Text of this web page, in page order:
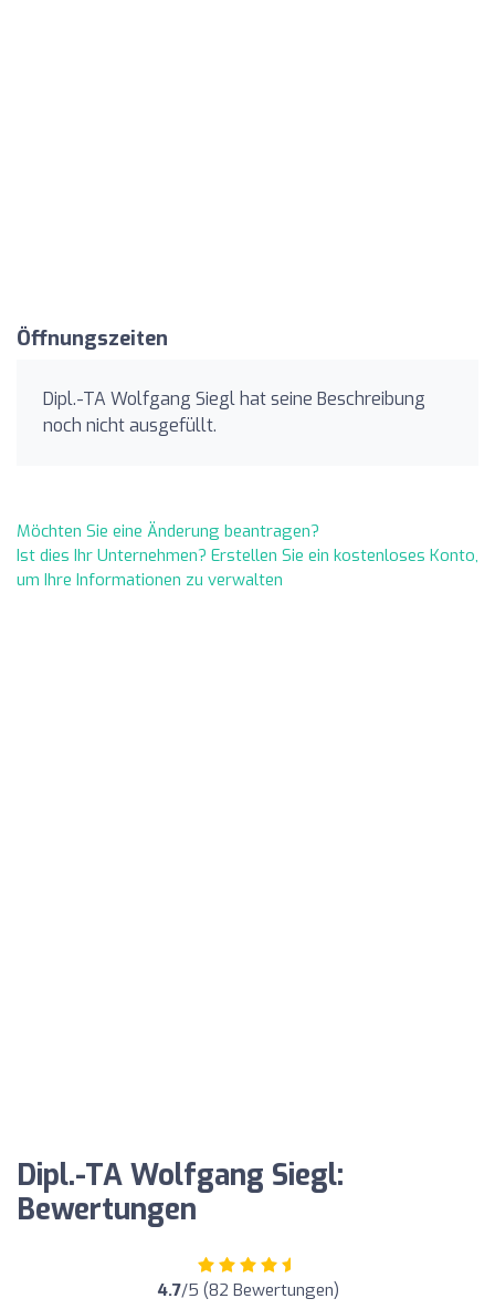
Öffnungszeiten
Dipl.-TA Wolfgang Siegl hat seine Beschreibung
noch nicht ausgefüllt.
Möchten Sie eine Änderung beantragen?
Ist dies Ihr Unternehmen? Erstellen Sie ein kostenloses Konto,
um Ihre Informationen zu verwalten
Dipl.-TA Wolfgang Siegl:
Bewertungen
4.7/5 (82 Bewertungen)